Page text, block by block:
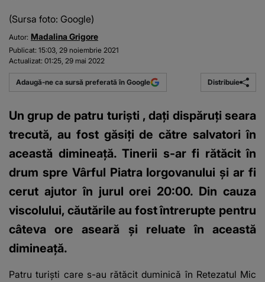
(Sursa foto: Google)
Autor: Madalina Grigore
Publicat: 15:03, 29 noiembrie 2021
Actualizat: 01:25, 29 mai 2022
Adaugă-ne ca sursă preferată în Google Distribuie
Un grup de patru turiști , dați dispăruți seara
trecută, au fost găsiți de către salvatori în
această dimineață. Tinerii s-ar fi rătăcit în
drum spre Vârful Piatra Iorgovanului şi ar fi
cerut ajutor în jurul orei 20:00. Din cauza
viscolului, căutările au fost întrerupte pentru
câteva ore aseară și reluate în această
dimineață.
Patruturiști care s-au rătăcit duminică în Retezatul Mic